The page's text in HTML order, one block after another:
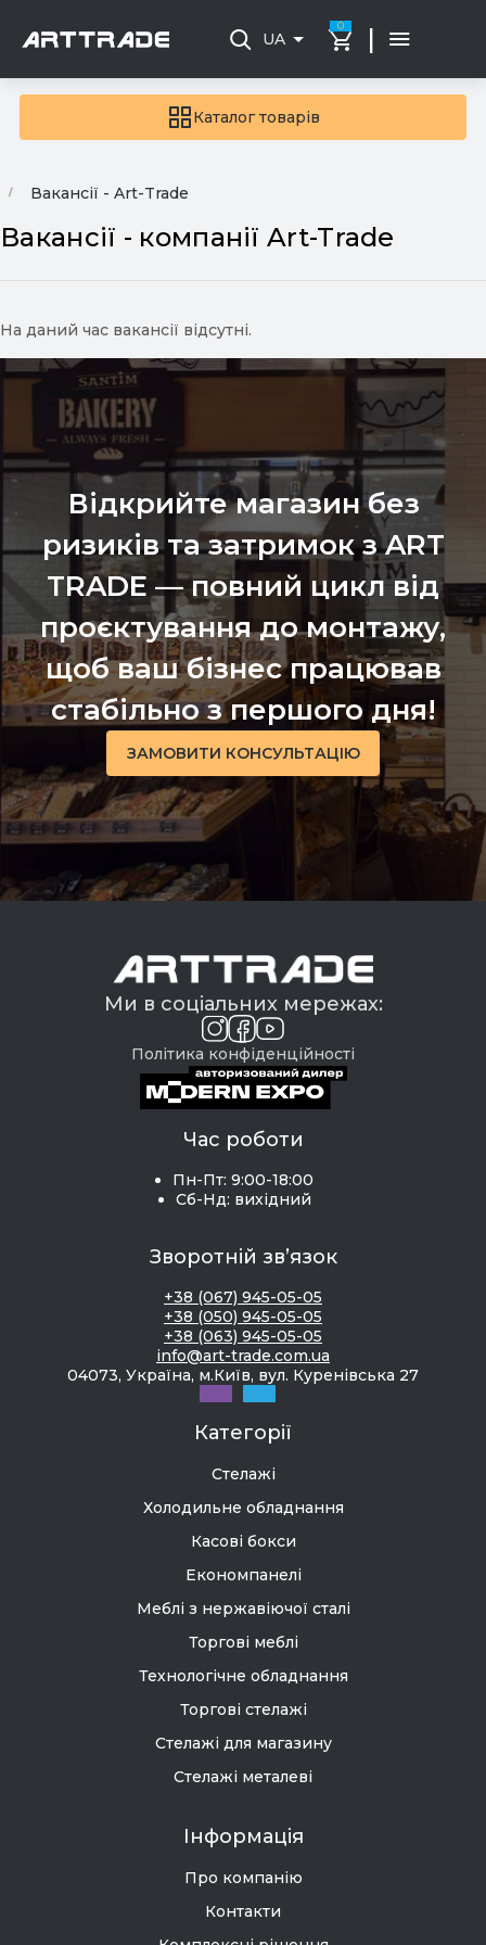
Каталог товарів
UA
0 |
Вакансії - Art-Trade
Вакансії - компанії Art-Trade
На даний час вакансії відсутні.
Відкрийте магазин без
ризиків та затримок з ART
TRADE — повний цикл від
проєктування до монтажу,
щоб ваш бізнес працював
стабільно з першого дня!
ЗАМОВИТИ КОНСУЛЬТАЦІЮ
Ми в соціальних мережах:
Політика конфіденційності
Час роботи
Пн-Пт: 9:00-18:00
Сб-Нд: вихідний
Зворотній зв’язок
+38 (067) 945-05-05
+38 (050) 945-05-05
+38 (063) 945-05-05
info@art-trade.com.ua
04073, Україна, м.Київ, вул. Куренівська 27
Категорії
Стелажі
Холодильне обладнання
Касові бокси
Економпанелі
Меблі з нержавіючої сталі
Торгові меблі
Технологічне обладнання
Торгові стелажі
Стелажі для магазину
Стелажі металеві
Інформація
Про компанію
Контакти